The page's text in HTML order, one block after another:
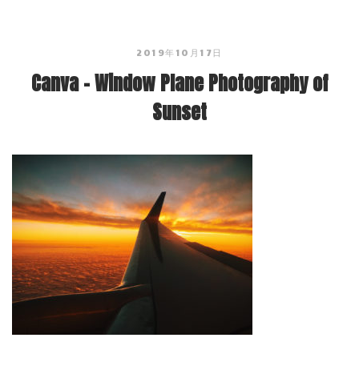
2019年10月17日
Canva – Window Plane Photography of
Sunset